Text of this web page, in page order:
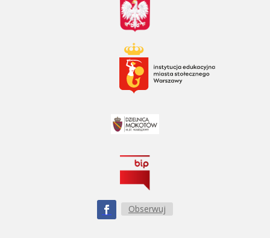
Obserwuj